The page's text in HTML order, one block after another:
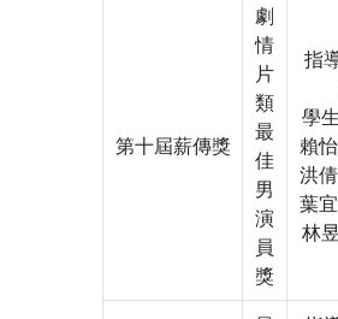
第十屆薪傳獎
劇
情
片
類
最
佳
男
演
員
獎
指
學
賴
洪
葉
林